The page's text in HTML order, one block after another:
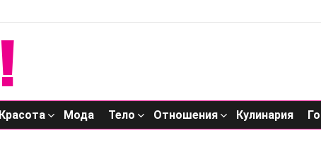
Красота Мода Тело Отношения Кулинария